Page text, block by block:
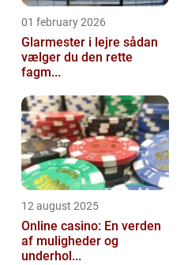
01 february 2026
Glarmester i lejre sådan
vælger du den rette
fagm...
12 august 2025
Online casino: En verden
af muligheder og
underhol...